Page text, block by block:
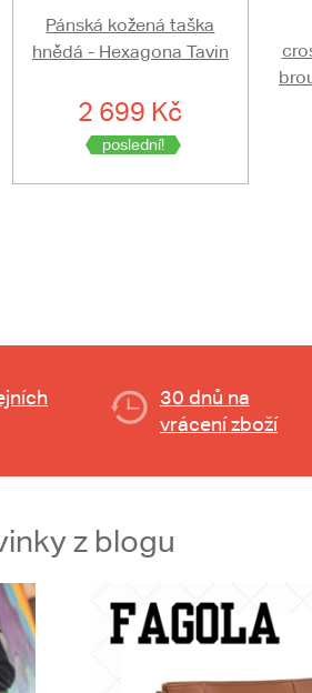
Pánská kožená taška
hnědá - Hexagona Tavin
2 699 Kč
poslední!
30 dnů na
vrácení zboží
z blogu